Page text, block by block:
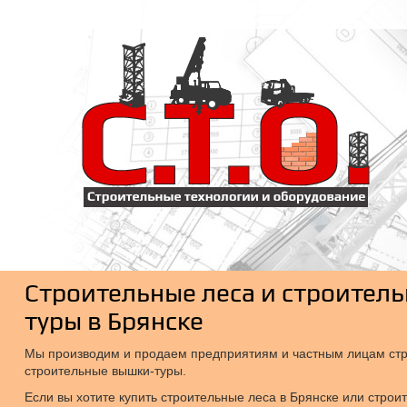
Строительные леса и
туры в Брянске
Мы производим и продаем предприятиям и частным лицам
строительные вышки-туры.
Если вы хотите купить строительные леса в Брянске или